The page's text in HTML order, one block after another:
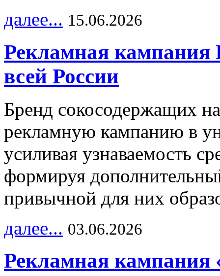
далее... 15.06.2026
Рекламная
всей России
Бренд сокосодержащих
рекламную кампанию в
усиливая узнаваемость
формируя
привычной для них
далее... 03.06.2026
Рекламная кампания